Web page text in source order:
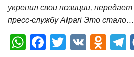
укрепил свои позиции,
пресс-службу Alpari Это стало…
W
F
T
V
O